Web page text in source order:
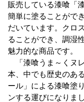
販売している漆喰「
簡単に塗ることがで
だいています。クロ
ることができ、調湿
魅力的な商品です。
「漆喰うま～くヌ
本、中でも歴史のあ
ール」による漆喰塗
ンする運びになりまし